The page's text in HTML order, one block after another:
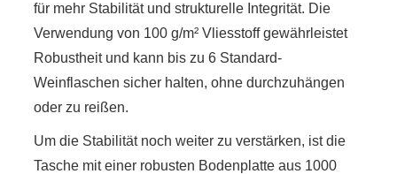
für mehr Stabilität und strukturelle Integrität. Die
Verwendung von 100 g/m² Vliesstoff gewährleistet
Robustheit und kann bis zu 6 Standard-
Weinflaschen sicher halten, ohne durchzuhängen
oder zu reißen.
Um die Stabilität noch weiter zu verstärken, ist die
Tasche mit einer robusten Bodenplatte aus 1000